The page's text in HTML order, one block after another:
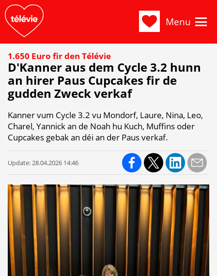
Menu
1.650 Euro fir den Télévie
D'Kanner aus dem Cycle 3.2 hunn
an hirer Paus Cupcakes fir de
gudden Zweck verkaf
Kanner vum Cycle 3.2 vu Mondorf, Laure, Nina, Leo,
Charel, Yannick an de Noah hu Kuch, Muffins oder
Cupcakes gebak an déi an der Paus verkaf.
Update:28.04.2026 14:46